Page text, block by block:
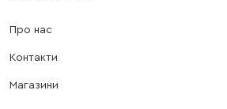
Про нас
Контакти
Магазини